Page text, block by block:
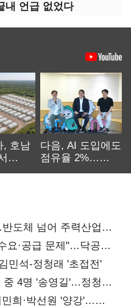
내 언급 없었다
, 호남
다음, AI 도입에도
점유율 2%…
도체 넘어 주력산업
요·공급 문제"…닥공
민석-정청래 '초접전'
4명 '송영길'…정청래
희·박선원 '양강'…